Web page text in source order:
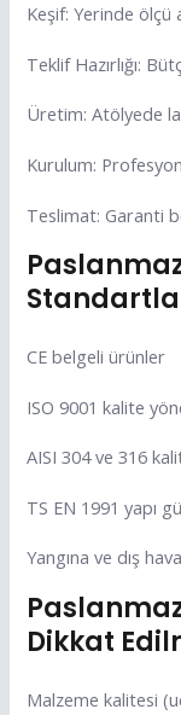
Keşif: Yerinde ölçü
Teklif Hazırlığı:
Üretim: Atölyede
Kurulum:
Teslimat: Garanti
CE belgeli ürünler
ISO 9001 kalite
AISI 304 ve 316
TS EN 1991 yapı
Yangına ve dış
Dikkat
Malzeme kalitesi